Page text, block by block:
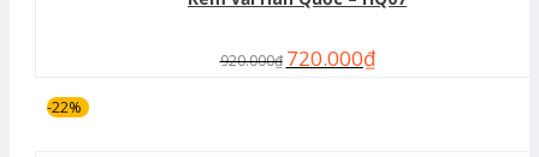
920.000₫ 720.000₫
-22%